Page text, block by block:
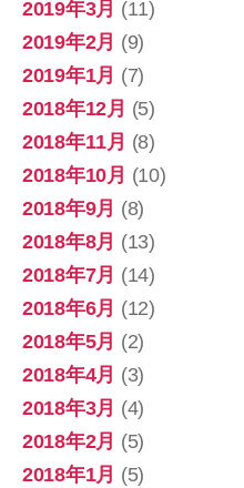
2019年3月 (11)
2019年2月 (9)
2019年1月 (7)
2018年12月 (5)
2018年11月 (8)
2018年10月 (10)
2018年9月 (8)
2018年8月 (13)
2018年7月 (14)
2018年6月 (12)
2018年5月 (2)
2018年4月 (3)
2018年3月 (4)
2018年2月 (5)
2018年1月 (5)